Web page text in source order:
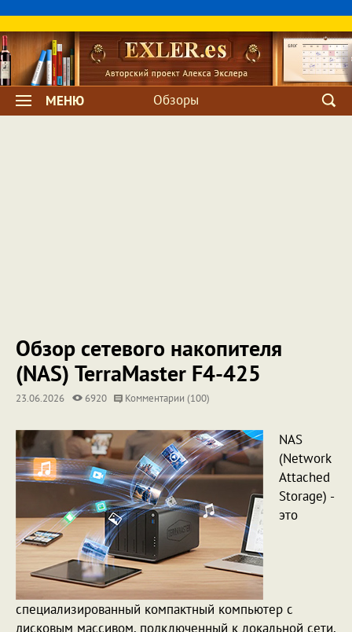
МЕНЮ Обзоры
Обзор сетевого накопителя
(NAS) TerraMaster F4-425
23.06.2026 6920 Комментарии (100)
NAS
(Network
Attached
Storage) -
это
специализированный компактный компьютер с
дисковым массивом, подключенный к локальной сети.